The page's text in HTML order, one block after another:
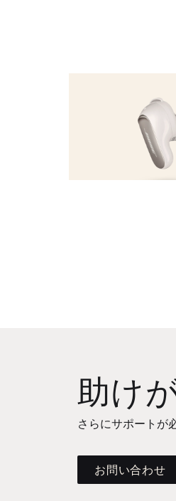
助け
さらにサポートが
お問い合わせ